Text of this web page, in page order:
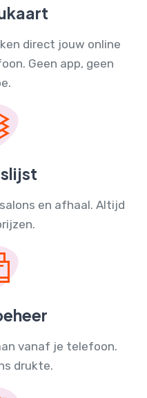
direct jouw online
Geen app, geen
en afhaal. Altijd
vanaf je telefoon.
drukte.